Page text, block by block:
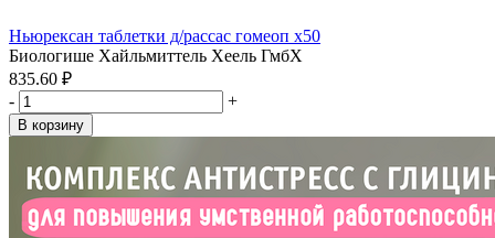
Ньюрексан таблетки д/рассас гомеоп x50
Биологише Хайльмиттель Хеель ГмбХ
835.60 ₽
-
+
В корзину